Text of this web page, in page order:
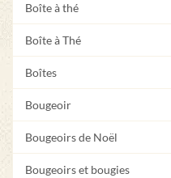
Boîte à thé
Boîte à Thé
Boîtes
Bougeoir
Bougeoirs de Noël
Bougeoirs et bougies